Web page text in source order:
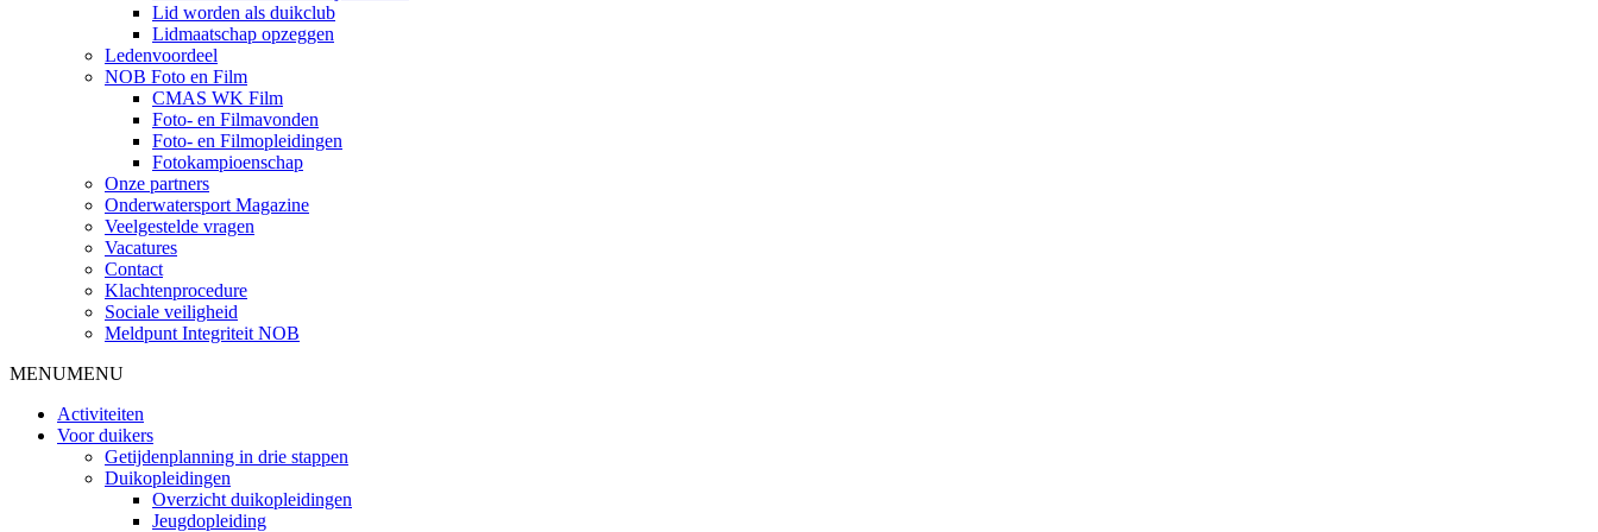
Lid worden als duikclub
Lidmaatschap opzeggen
Ledenvoordeel
NOB Foto en Film
CMAS WK Film
Foto- en Filmavonden
Foto- en Filmopleidingen
Fotokampioenschap
Onze partners
Onderwatersport Magazine
Veelgestelde vragen
Vacatures
Contact
Klachtenprocedure
Sociale veiligheid
Meldpunt Integriteit NOB
MENUMENU
Activiteiten
Voor duikers
Getijdenplanning in drie stappen
Duikopleidingen
Overzicht duikopleidingen
Jeugdopleiding